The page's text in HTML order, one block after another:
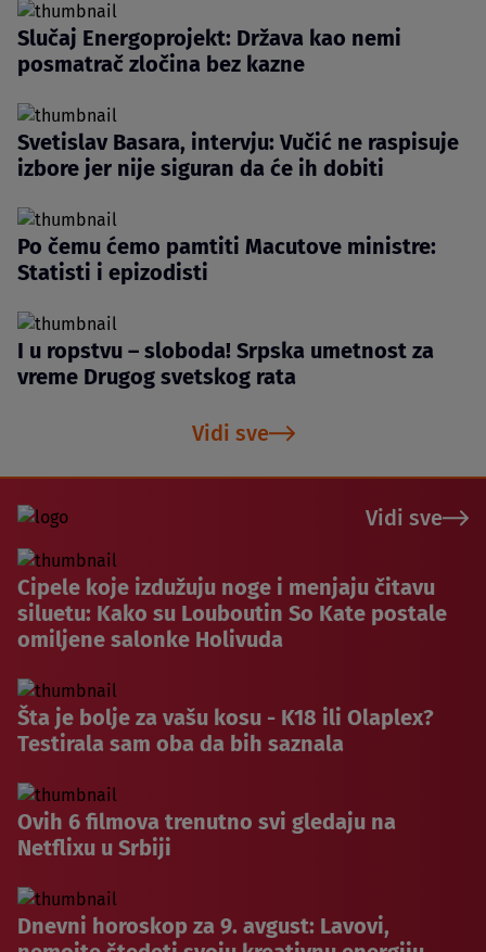
Slučaj Energoprojekt: Država kao nemi
posmatrač zločina bez kazne
Svetislav Basara, intervju: Vučić ne raspisuje
izbore jer nije siguran da će ih dobiti
Po čemu ćemo pamtiti Macutove ministre:
Statisti i epizodisti
I u ropstvu – sloboda! Srpska umetnost za
vreme Drugog svetskog rata
Vidi sve
Vidi sve
Cipele koje izdužuju noge i menjaju čitavu
siluetu: Kako su Louboutin So Kate postale
omiljene salonke Holivuda
Šta je bolje za vašu kosu - K18 ili Olaplex?
Testirala sam oba da bih saznala
Ovih 6 filmova trenutno svi gledaju na
Netflixu u Srbiji
Dnevni horoskop za 9. avgust: Lavovi,